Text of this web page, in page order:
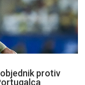
protiv